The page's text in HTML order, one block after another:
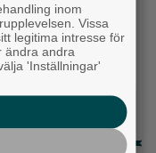
inom
Vissa
legitima intresse för
ändra andra
'Inställningar'